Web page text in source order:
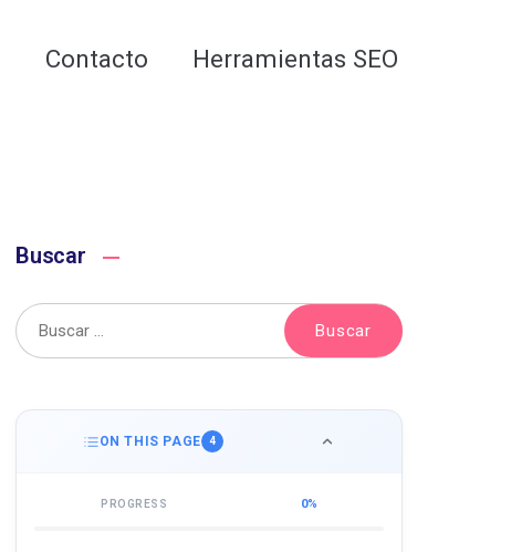
Contacto Herramientas SEO
Buscar
ON THIS PAGE 4
PROGRESS 0%